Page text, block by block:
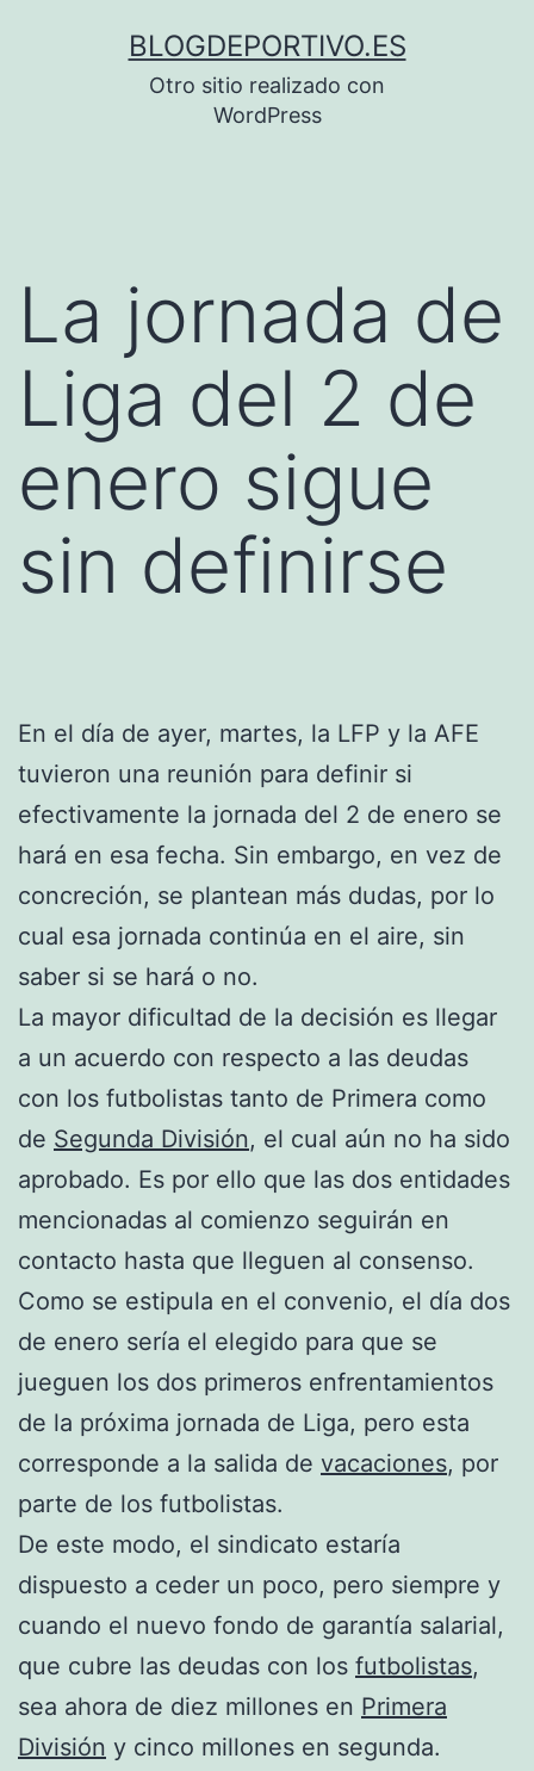
BLOGDEPORTIVO.ES
Otro sitio realizado con
WordPress
La jornada de
Liga del 2 de
enero sigue
sin definirse
En el día de ayer, martes, la LFP y la AFE
tuvieron una reunión para definir si
efectivamente la jornada del 2 de enero se
hará en esa fecha. Sin embargo, en vez de
concreción, se plantean más dudas, por lo
cual esa jornada continúa en el aire, sin
saber si se hará o no.
La mayor dificultad de la decisión es llegar
a un acuerdo con respecto a las deudas
con los futbolistas tanto de Primera como
de Segunda División, el cual aún no ha sido
aprobado. Es por ello que las dos entidades
mencionadas al comienzo seguirán en
contacto hasta que lleguen al consenso.
Como se estipula en el convenio, el día dos
de enero sería el elegido para que se
jueguen los dos primeros enfrentamientos
de la próxima jornada de Liga, pero esta
corresponde a la salida de vacaciones, por
parte de los futbolistas.
De este modo, el sindicato estaría
dispuesto a ceder un poco, pero siempre y
cuando el nuevo fondo de garantía salarial,
que cubre las deudas con los futbolistas,
sea ahora de diez millones en Primera
División y cinco millones en segunda.